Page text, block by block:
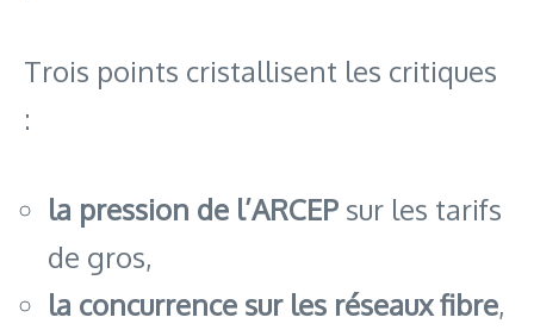
Trois points cristallisent les critiques
:
la pression de l’ARCEP sur les tarifs
de gros,
la concurrence sur les réseaux fibre,